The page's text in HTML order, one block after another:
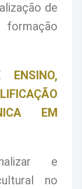
de
EM
e
no